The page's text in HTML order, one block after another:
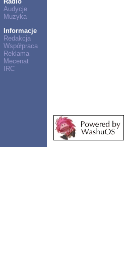
Audycje
Muzyka
Informacje
Redakcja
Współpraca
Reklama
Mecenat
IRC